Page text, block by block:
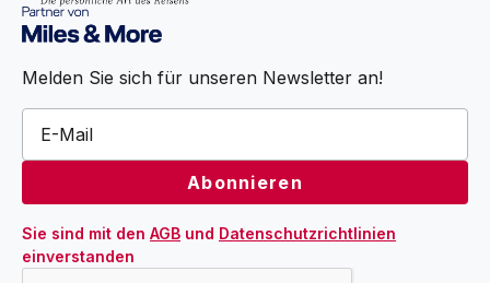
Melden Sie sich für unseren Newsletter an!
Sie sind mit den AGB und Datenschutzrichtlinien
einverstanden